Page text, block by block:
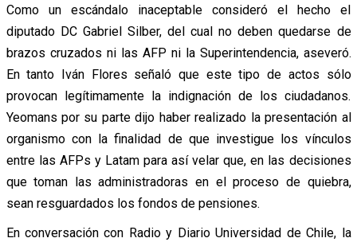
Como un escándalo inaceptable consideró el hecho el
diputado DC Gabriel Silber, del cual no deben quedarse de
brazos cruzados ni las AFP ni la Superintendencia, aseveró.
En tanto Iván Flores señaló que este tipo de actos sólo
provocan legítimamente la indignación de los ciudadanos.
Yeomans por su parte dijo haber realizado la presentación al
organismo con la finalidad de que investigue los vínculos
entre las AFPs y Latam para así velar que, en las decisiones
que toman las administradoras en el proceso de quiebra,
sean resguardados los fondos de pensiones.
En conversación con Radio y Diario Universidad de Chile, la